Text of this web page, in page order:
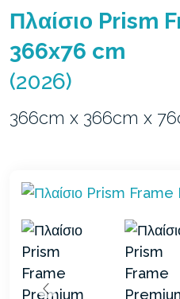
Πλαίσιο Prism
366x76 cm
(2026)
366cm x 366cm x